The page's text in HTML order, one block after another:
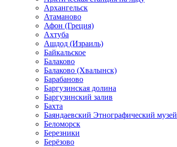
Архангельск
Атаманово
Афон (Греция)
Ахтуба
Ашдод (Израиль)
Байкальское
Балаково
Балаково (Хвалынск)
Барабаново
Баргузинская долина
Баргузинский залив
Бахта
Баяндаевский Этнографический музей
Беломорск
Березники
Берёзово